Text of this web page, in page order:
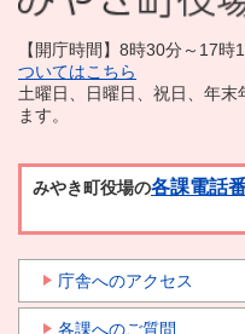
【開庁時間】8時30分～17
ついてはこちら
土曜日、日曜日、祝日、年
ます。
みやき町役場の各課電話
庁舎へのアクセス
各課へのご質問